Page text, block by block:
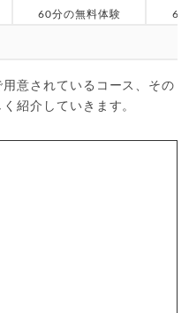
60分の無料体験
60
意されているコース、その
紹介していきます。